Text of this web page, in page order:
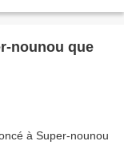
nounou que